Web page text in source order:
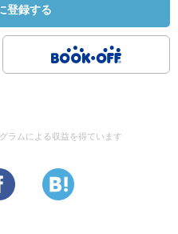
登録する
ラムによる収益を得ています